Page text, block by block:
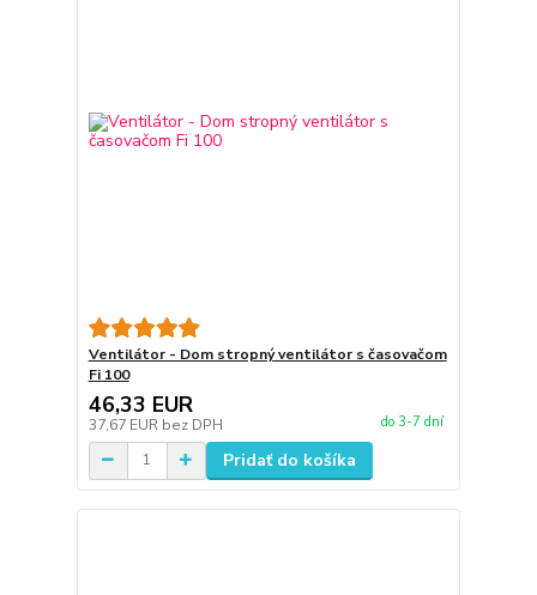
Ventilátor - Dom stropný ventilátor s časovačom
Fi 100
46,33 EUR
37,67 EUR bez DPH do 3-7 dní
Pridať do košíka